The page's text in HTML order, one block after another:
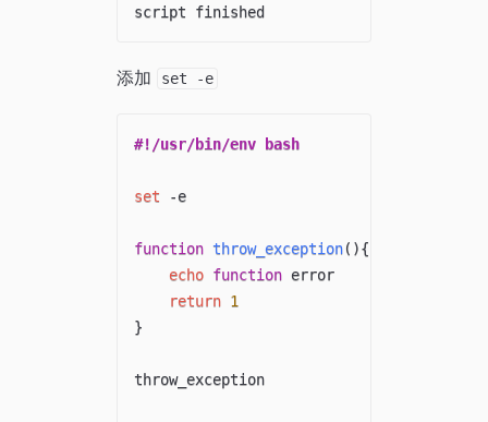
添加 set -e
#!/usr/bin/env bash
set -e
function throw_exception( ){
echo function error
return 1
}
throw_exception